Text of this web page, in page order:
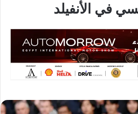
في الأنفيلد